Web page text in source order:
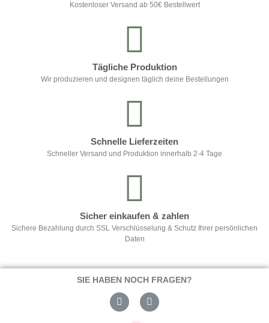
Kostenloser Versand ab 50€ Bestellwert
Tägliche Produktion
Wir produzieren und designen täglich deine Bestellungen
Schnelle Lieferzeiten
Schneller Versand und Produktion innerhalb 2-4 Tage
Sicher einkaufen & zahlen
Sichere Bezahlung durch SSL Verschlüsselung & Schutz Ihrer persönlichen
Daten
SIE HABEN NOCH FRAGEN?